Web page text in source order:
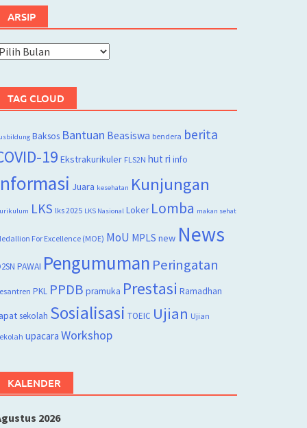
ARSIP
Arsip
TAG CLOUD
Baksos Bantuan Beasiswa bendera berita
19 Ekstrakurikuler FLS2N hut ri info
Juara kesehatan Kunjungan
LKS lks 2025 LKS Nasional Loker Lomba makan sehat
For Excellence (MOE) MoU MPLS new News
PAWAI Pengumuman Peringatan
PKL PPDB pramuka Prestasi Ramadhan
sekolah Sosialisasi TOEIC Ujian Ujian
upacara Workshop
KALENDER
2026